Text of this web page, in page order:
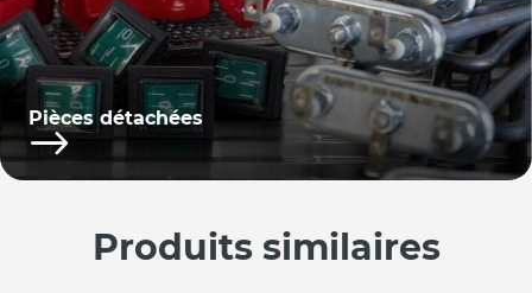
Pièces détachées
Produits similaires